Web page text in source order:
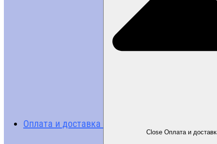
Оплата и доставка
Close Оплата и